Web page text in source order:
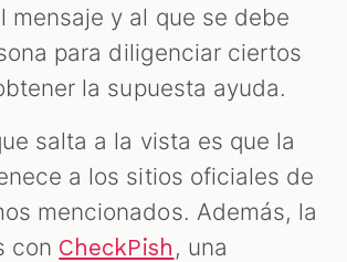
mensaje y al que se debe
para diligenciar ciertos
la supuesta ayuda.
salta a la vista es que la
a los sitios oficiales de
mencionados. Además, la
con CheckPish , una